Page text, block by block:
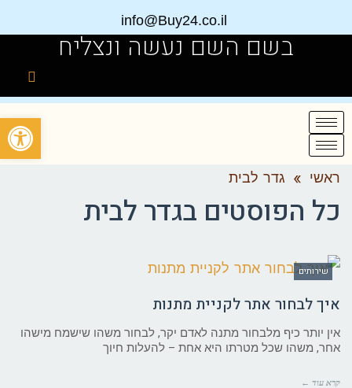
info@Buy24.co.il
בשם השם נעשה ונצליח
ראשי » גדר לבית
כל הפוסטים בגדר לבית
שירותים
איך לבחור אתר לקניית מתנות
אין יותר כיף מלבחור מתנה לאדם יקר, לבחור משהו שישמח מישהו
אחר, משהו שכל מטרתו היא אחת – להעלות חיוך
קרא עוד ←